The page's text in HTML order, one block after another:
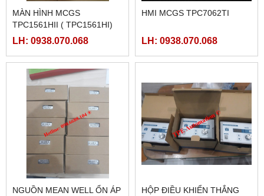
MÀN HÌNH MCGS
TPC1561HII ( TPC1561HI)
LH: 0938.070.068
HMI MCGS TPC7062TI
LH: 0938.070.068
NGUỒN MEAN WELL ỔN ÁP
HỘP ĐIỀU KHIỂN THẮNG